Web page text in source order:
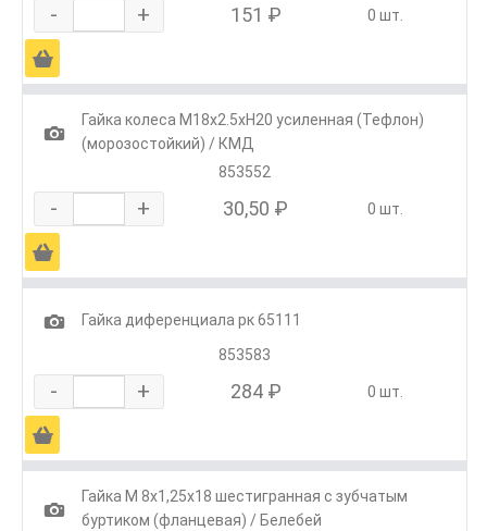
- + 151 ₽ 0 шт.
Ä
1
Гайка колеса М18х2.5хH20 усиленная (Тефлон)
(морозостойкий) / КМД
853552
- + 30,50 ₽ 0 шт.
Ä
1
Гайка диференциала рк 65111
853583
- + 284 ₽ 0 шт.
Ä
1
Гайка М 8х1,25х18 шестигранная с зубчатым
буртиком (фланцевая) / Белебей